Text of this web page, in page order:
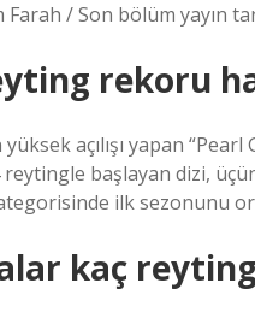
Farah / Son bölüm yayın
rekoru
açılışı yapan
reytingle başlayan dizi,
ilk sezonunu
kaç